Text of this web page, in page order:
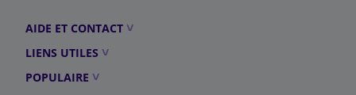
AIDE ET CONTACT
LIENS UTILES
POPULAIRE